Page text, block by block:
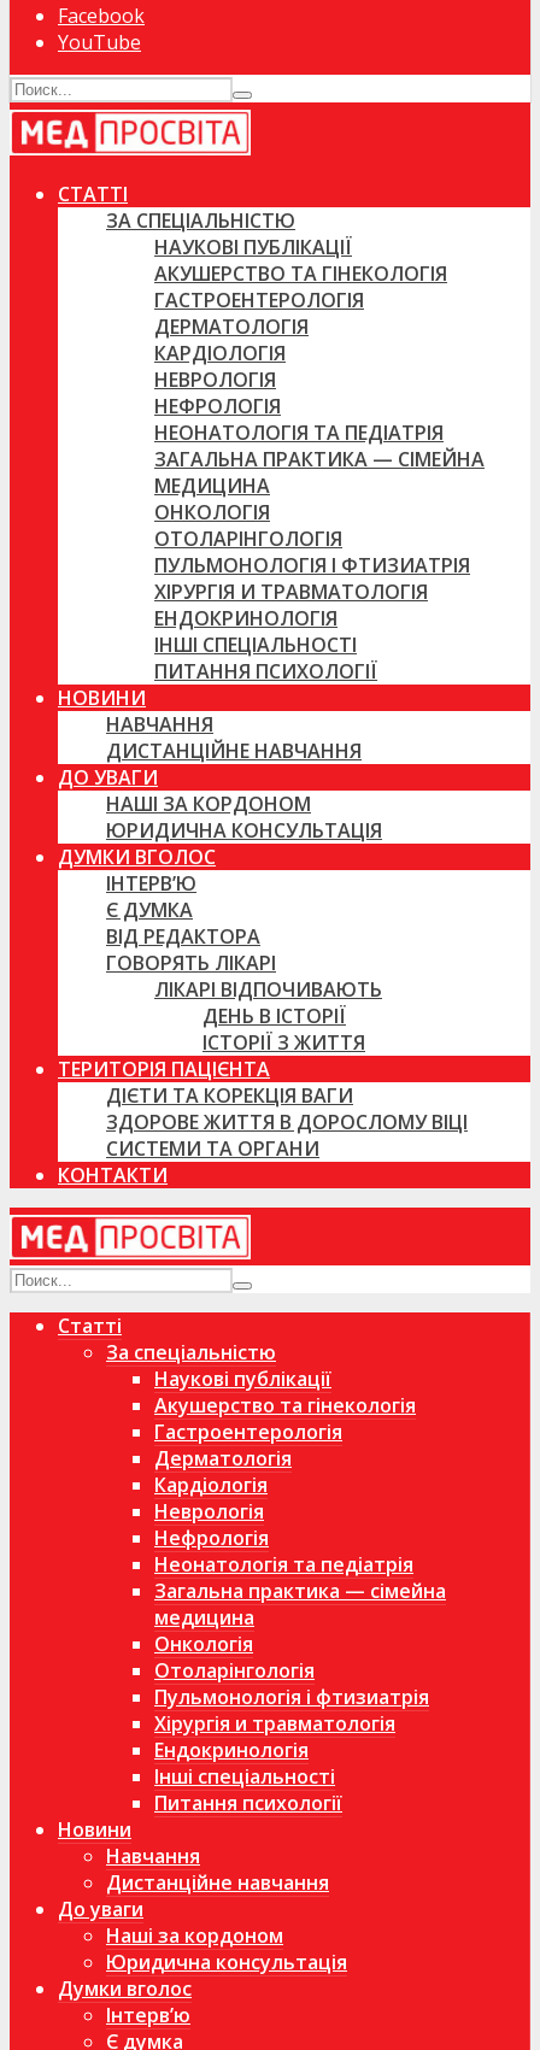
Facebook
YouTube
СТАТТІ
ЗА СПЕЦІАЛЬНІСТЮ
НАУКОВІ ПУБЛІКАЦІЇ
АКУШЕРСТВО ТА ГІНЕКОЛОГІЯ
ГАСТРОЕНТЕРОЛОГІЯ
ДЕРМАТОЛОГІЯ
КАРДІОЛОГІЯ
НЕВРОЛОГІЯ
НЕФРОЛОГІЯ
НЕОНАТОЛОГІЯ ТА ПЕДІАТРІЯ
ЗАГАЛЬНА ПРАКТИКА — СІМЕЙНА
МЕДИЦИНА
ОНКОЛОГІЯ
ОТОЛАРІНГОЛОГІЯ
ПУЛЬМОНОЛОГІЯ І ФТИЗИАТРІЯ
ХІРУРГІЯ И ТРАВМАТОЛОГІЯ
ЕНДОКРИНОЛОГІЯ
ІНШІ СПЕЦІАЛЬНОСТІ
ПИТАННЯ ПСИХОЛОГІЇ
НОВИНИ
НАВЧАННЯ
ДИСТАНЦІЙНЕ НАВЧАННЯ
ДО УВАГИ
НАШІ ЗА КОРДОНОМ
ЮРИДИЧНА КОНСУЛЬТАЦІЯ
ДУМКИ ВГОЛОС
ІНТЕРВ’Ю
Є ДУМКА
ВІД РЕДАКТОРА
ГОВОРЯТЬ ЛІКАРІ
ЛІКАРІ ВІДПОЧИВАЮТЬ
ДЕНЬ В ІСТОРІЇ
ІСТОРІЇ З ЖИТТЯ
ТЕРИТОРІЯ ПАЦІЄНТА
ДІЄТИ ТА КОРЕКЦІЯ ВАГИ
ЗДОРОВЕ ЖИТТЯ В ДОРОСЛОМУ ВІЦІ
СИСТЕМИ ТА ОРГАНИ
КОНТАКТИ
Статті
За спеціальністю
Наукові публікації
Акушерство та гінекологія
Гастроентерологія
Дерматологія
Кардіологія
Неврологія
Нефрологія
Неонатологія та педіатрія
Загальна практика — сімейна
медицина
Онкологія
Отоларінгологія
Пульмонологія і фтизиатрія
Хірургія и травматологія
Ендокринологія
Інші спеціальності
Питання психології
Новини
Навчання
Дистанційне навчання
До уваги
Наші за кордоном
Юридична консультація
Думки вголос
Інтерв’ю
Є думка